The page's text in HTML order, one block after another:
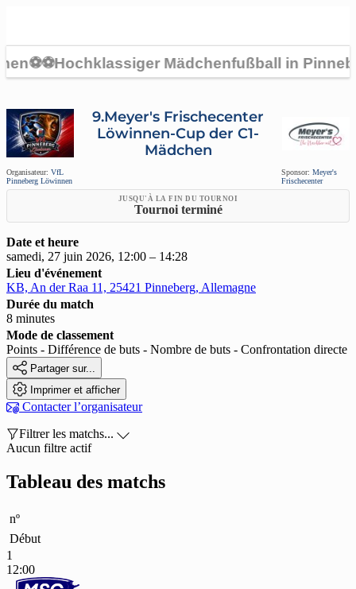
Organisateur: VfL
Pinneberg Löwinnen
9.Meyer's Frischecenter
Löwinnen-Cup der C1-
Mädchen
Sponsor: Meyer's
Frischecenter
JUSQU'À LA FIN DU TOURNOI
Tournoi terminé
Date et heure
samedi, 27 juin 2026, 12:00 – 14:28
Lieu d'événement
KB, An der Raa 11, 25421 Pinneberg, Allemagne
Durée du match
8 minutes
Mode de classement
Points - Différence de buts - Nombre de buts - Confrontation directe
 Partager sur...
 Imprimer et afficher
 Contacter l’organisateur
Filtrer les matchs... 
Aucun filtre actif
Tableau des matchs
nº
Début
1
12:00